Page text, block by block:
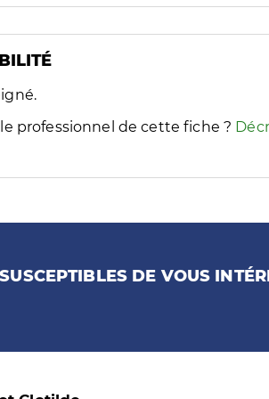
un ou plusieurs handicaps/besoins
professionnel de cette fiche ?
DE VOUS